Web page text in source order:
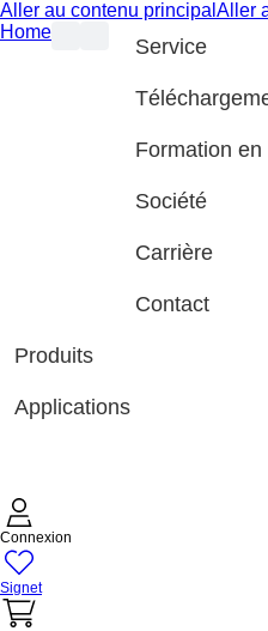
Aller au contenu principal Aller
Home
Service
Formation en
Société
Carrière
Contact
Produits
Applications
Connexion
Signet